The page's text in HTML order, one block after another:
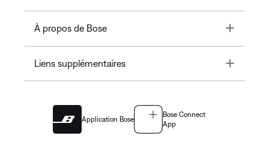
À propos de Bose Toggle
Liens supplémentaires Toggle
Application Bose
Bose Connect
App